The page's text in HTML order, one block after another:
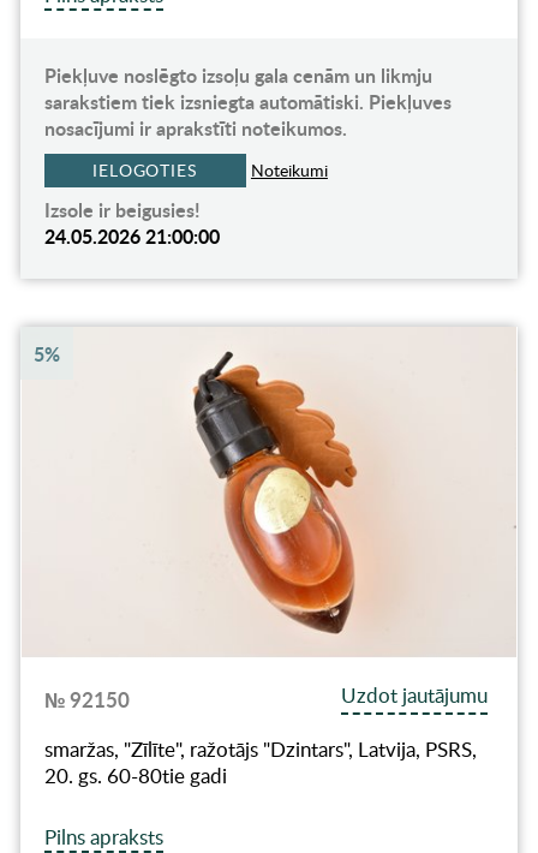
Piekļuve noslēgto izsoļu gala cenām un likmju
sarakstiem tiek izsniegta automātiski. Piekļuves
nosacījumi ir aprakstīti noteikumos.
IELOGOTIES Noteikumi
Izsole ir beigusies!
24.05.2026 21:00:00
5%
№ 92150
Uzdot jautājumu
smaržas, "Zīlīte", ražotājs "Dzintars", Latvija, PSRS,
20. gs. 60-80tie gadi
Pilns apraksts